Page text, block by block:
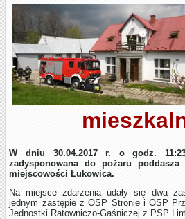
W dniu 30.04.2017 r. o godz.
zadysponowana do pożaru
miejscowości Łukowica.
Na miejsce zdarzenia udały się dwa
jednym zastępie z OSP Stronie i OSP
Jednostki Ratowniczo-Gaśniczej z PSP